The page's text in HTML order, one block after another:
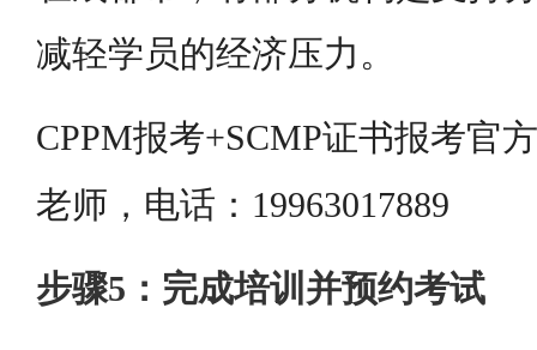
减轻学员的经济压力。
CPPM报考+SCMP证书报考官
老师，电话：19963017889
步骤5：完成培训并预约考试